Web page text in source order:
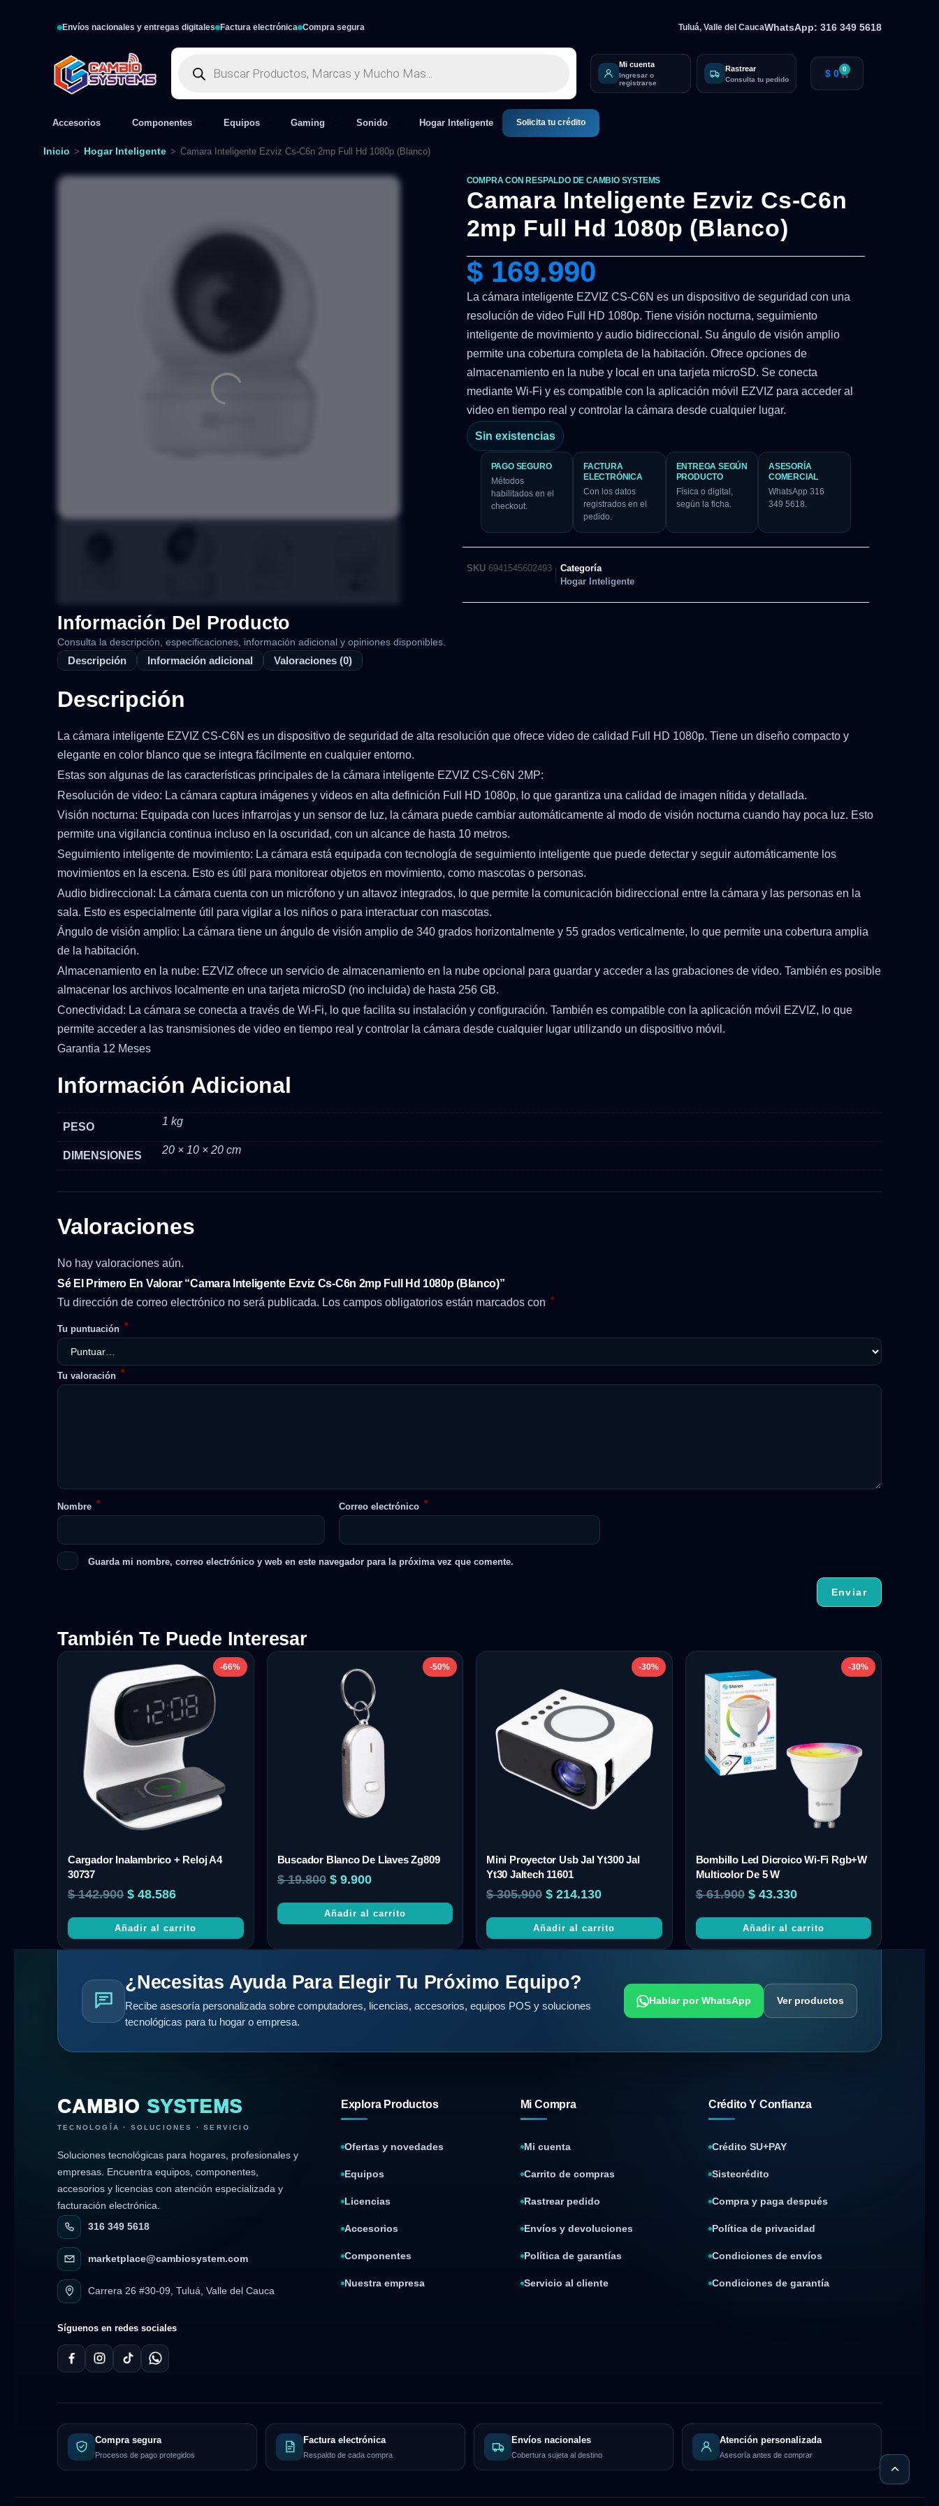
Envíos nacionales y entregas digitales Factura electrónica Compra segura Tuluá, Valle del CaucaWhatsApp: 316 349 5618
Mi cuenta
Ingresar o
registrarse
Rastrear
Consulta tu pedido $ 0 0
Accesorios Componentes Equipos Gaming Sonido Hogar Inteligente Solicita tu crédito
Inicio > Hogar Inteligente > Camara Inteligente Ezviz Cs-C6n 2mp Full Hd 1080p (Blanco)
COMPRA CON RESPALDO DE CAMBIO SYSTEMS
Camara Inteligente Ezviz Cs-C6n
2mp Full Hd 1080p (Blanco)
$169.990
La cámara inteligente EZVIZ CS-C6N es un dispositivo de seguridad con una
resolución de video Full HD 1080p. Tiene visión nocturna, seguimiento
inteligente de movimiento y audio bidireccional. Su ángulo de visión amplio
permite una cobertura completa de la habitación. Ofrece opciones de
almacenamiento en la nube y local en una tarjeta microSD. Se conecta
mediante Wi-Fi y es compatible con la aplicación móvil EZVIZ para acceder al
video en tiempo real y controlar la cámara desde cualquier lugar.
Sin existencias
PAGO SEGURO
Métodos
habilitados en el
checkout.
FACTURA
ELECTRÓNICA
Con los datos
registrados en el
pedido.
ENTREGA SEGÚN
PRODUCTO
Física o digital,
según la ficha.
ASESORÍA
COMERCIAL
WhatsApp 316
349 5618.
SKU 6941545602493
Categoría
Hogar Inteligente
Información Del Producto
Consulta la descripción, especificaciones, información adicional y opiniones disponibles.
Descripción Información adicional Valoraciones (0)
Descripción
La cámara inteligente EZVIZ CS-C6N es un dispositivo de seguridad de alta resolución que ofrece video de calidad Full HD 1080p. Tiene un diseño compacto y
elegante en color blanco que se integra fácilmente en cualquier entorno.
Estas son algunas de las características principales de la cámara inteligente EZVIZ CS-C6N 2MP:
Resolución de video: La cámara captura imágenes y videos en alta definición Full HD 1080p, lo que garantiza una calidad de imagen nítida y detallada.
Visión nocturna: Equipada con luces infrarrojas y un sensor de luz, la cámara puede cambiar automáticamente al modo de visión nocturna cuando hay poca luz. Esto
permite una vigilancia continua incluso en la oscuridad, con un alcance de hasta 10 metros.
Seguimiento inteligente de movimiento: La cámara está equipada con tecnología de seguimiento inteligente que puede detectar y seguir automáticamente los
movimientos en la escena. Esto es útil para monitorear objetos en movimiento, como mascotas o personas.
Audio bidireccional: La cámara cuenta con un micrófono y un altavoz integrados, lo que permite la comunicación bidireccional entre la cámara y las personas en la
sala. Esto es especialmente útil para vigilar a los niños o para interactuar con mascotas.
Ángulo de visión amplio: La cámara tiene un ángulo de visión amplio de 340 grados horizontalmente y 55 grados verticalmente, lo que permite una cobertura amplia
de la habitación.
Almacenamiento en la nube: EZVIZ ofrece un servicio de almacenamiento en la nube opcional para guardar y acceder a las grabaciones de video. También es posible
almacenar los archivos localmente en una tarjeta microSD (no incluida) de hasta 256 GB.
Conectividad: La cámara se conecta a través de Wi-Fi, lo que facilita su instalación y configuración. También es compatible con la aplicación móvil EZVIZ, lo que
permite acceder a las transmisiones de video en tiempo real y controlar la cámara desde cualquier lugar utilizando un dispositivo móvil.
Garantia 12 Meses
Información Adicional
PESO 1 kg
DIMENSIONES 20 × 10 × 20 cm
Valoraciones
No hay valoraciones aún.
Sé El Primero En Valorar “Camara Inteligente Ezviz Cs-C6n 2mp Full Hd 1080p (Blanco)”
Tu dirección de correo electrónico no será publicada. Los campos obligatorios están marcados con *
Tu puntuación *
Tu valoración *
Nombre * Correo electrónico *
Guarda mi nombre, correo electrónico y web en este navegador para la próxima vez que comente.
También Te Puede Interesar
-66%
Cargador Inalambrico + Reloj A4
30737
$142.900 $ 48.586
Añadir al carrito
-50%
Buscador Blanco De Llaves Zg809
$19.800 $9.900
Añadir al carrito
-30%
Mini Proyector Usb Jal Yt300 Jal
Yt30 Jaltech 11601
$305.900 $ 214.130
Añadir al carrito
-30%
Bombillo Led Dicroico Wi-Fi Rgb+W
Multicolor De 5 W
$61.900 $43.330
Añadir al carrito
¿Necesitas Ayuda Para Elegir Tu Próximo Equipo?
Recibe asesoría personalizada sobre computadores, licencias, accesorios, equipos POS y soluciones
tecnológicas para tu hogar o empresa.
Hablar por WhatsApp Ver productos
CAMBIO SYSTEMS
TECNOLOGÍA · SOLUCIONES · SERVICIO
Soluciones tecnológicas para hogares, profesionales y
empresas. Encuentra equipos, componentes,
accesorios y licencias con atención especializada y
facturación electrónica.
316 349 5618
marketplace@cambiosystem.com
Carrera 26 #30-09, Tuluá, Valle del Cauca
Síguenos en redes sociales
Explora Productos
Ofertas y novedades
Equipos
Licencias
Accesorios
Componentes
Nuestra empresa
Mi Compra
Mi cuenta
Carrito de compras
Rastrear pedido
Envíos y devoluciones
Política de garantías
Servicio al cliente
Crédito Y Confianza
Crédito SU+PAY
Sistecrédito
Compra y paga después
Política de privacidad
Condiciones de envíos
Condiciones de garantía
Compra segura
Procesos de pago protegidos
Factura electrónica
Respaldo de cada compra
Envíos nacionales
Cobertura sujeta al destino
Atención personalizada
Asesoría antes de comprar